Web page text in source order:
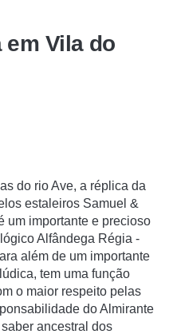
Vila do
do rio Ave, a réplica da
estaleiros Samuel &
um importante e precioso
Alfândega Régia -
além de um importante
tem uma função
o maior respeito pelas
do Almirante
ancestral dos